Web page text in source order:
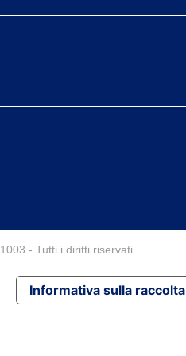
- Tutti i diritti riservati.
Informativa sulla raccolta